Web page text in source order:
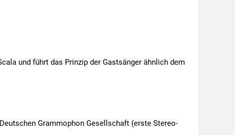
und führt das Prinzip der Gastsänger ähnlich dem
Grammophon Gesellschaft (erste Stereo-